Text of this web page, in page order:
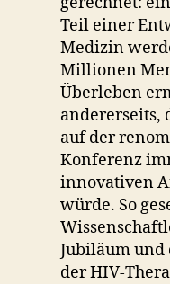
Teil einer
Medizin
Millionen
Überleben
andererseits,
auf der
Konferenz
innovativen
würde. So
Jubiläum und
der HIV-